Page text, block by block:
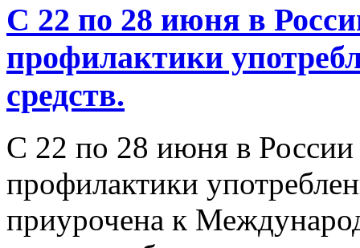
С 22 по 28 июня в
профилактики
средств.
С 22 по 28 июня в России
профилактики
приурочена к